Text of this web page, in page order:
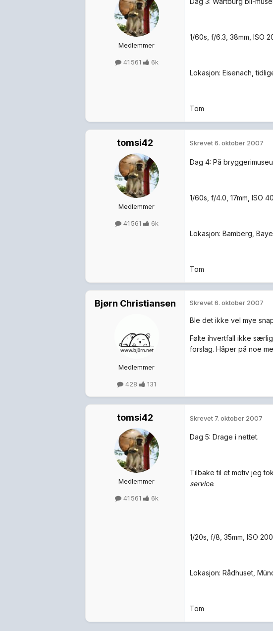
Medlemmer
41 561 6k
1/60s, f/6.3, 38mm, ISO
Lokasjon: Eisenach,
Tom
tomsi42
Medlemmer
41 561 6k
Skrevet6. oktober 2007
Dag 4: På
1/60s, f/4.0, 17mm, ISO
Lokasjon: Bamberg,
Tom
Bjørn Christiansen
Medlemmer
428 131
Skrevet6. oktober 2007
Ble det ikke vel mye
Følte ihvertfall ikke
forslag. Håper på noe
tomsi42
Medlemmer
41 561 6k
Skrevet 7. oktober 2007
Dag 5: Drage i nettet.
Tilbake til et motiv jeg
service.
1/20s, f/8, 35mm, ISO 200
Lokasjon: Rådhuset,
Tom